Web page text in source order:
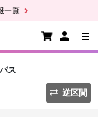
一覧
ス
逆区間